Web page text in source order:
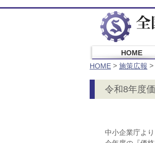
HOME
HOME > 施策広報 >
令和8年度
中小企業庁よ